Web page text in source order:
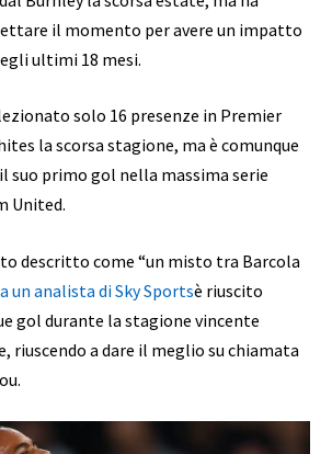
il momento per avere un impatto
ultimi 18 mesi.
solo 16 presenze in Premier
la scorsa stagione, ma è comunque
suo primo gol nella massima serie
United.
descritto come “un misto tra Barcola
un analista di Sky Sportsè riuscito
gol durante la stagione vincente
riuscendo a dare il meglio su chiamata